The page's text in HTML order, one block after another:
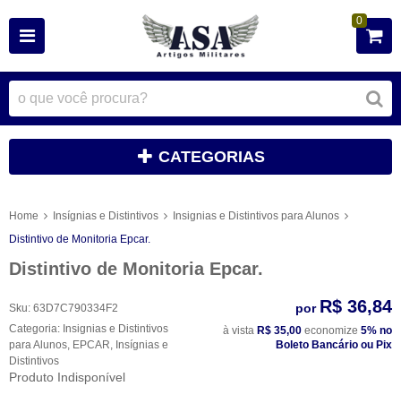
0
CATEGORIAS
Home Insígnias e Distintivos
Insignias e Distintivos para Alunos
Distintivo de Monitoria Epcar.
Distintivo de Monitoria Epcar.
Sku: 63D7C790334F2
Categoria: Insignias e Distintivos
para Alunos EPCAR Insígnias e
Distintivos
Produto Indisponível
por R$ 36,84
à vista R$ 35,00 economize 5% no
Boleto Bancário ou Pix